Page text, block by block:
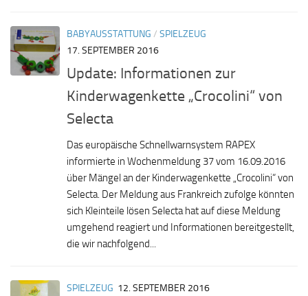
BABYAUSSTATTUNG / SPIELZEUG
17. SEPTEMBER 2016
Update: Informationen zur
Kinderwagenkette „Crocolini“ von
Selecta
Das europäische Schnellwarnsystem RAPEX
informierte in Wochenmeldung 37 vom 16.09.2016
über Mängel an der Kinderwagenkette „Crocolini“ von
Selecta. Der Meldung aus Frankreich zufolge könnten
sich Kleinteile lösen Selecta hat auf diese Meldung
umgehend reagiert und Informationen bereitgestellt,
die wir nachfolgend...
SPIELZEUG 12. SEPTEMBER 2016